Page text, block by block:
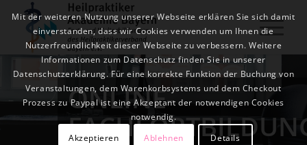
ONLINE-
Mit der weiteren Nutzung unserer Webseite erklären Sie sich damit
einverstanden, dass wir Cookies verwenden um Ihnen die
Nutzerfreundlichkeit dieser Webseite zu verbessern. Weitere
Informationen zum Datenschutz finden Sie in unserer
Datenschutzerklärung. Für eine korrekte Funktion der Buchung von
Veranstaltungen, dem Warenkorbsystems und dem Checkout
Prozess zu Paypal ist eine Akzeptant der notwendigen Cookies
notwendig.
Akzeptieren
Ablehnen Details